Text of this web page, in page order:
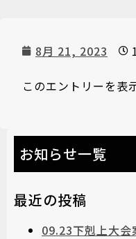
8月 21, 2023
このエントリーを表
お知らせ一覧
最近の投稿
09.23下剋上大会